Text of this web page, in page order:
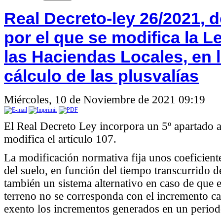
Real Decreto-ley 26/2021,
por el que se modifica la
las Haciendas Locales, en
cálculo de las plusvalías
Miércoles, 10 de Noviembre de 2021 09:19
El Real Decreto Ley incorpora un 5º
modifica el artículo 107.
La modificación normativa fija unos
del suelo, en función del tiempo transcurrido
también un sistema alternativo en caso de
terreno no se corresponda con el incremento
exento los incrementos generados en un